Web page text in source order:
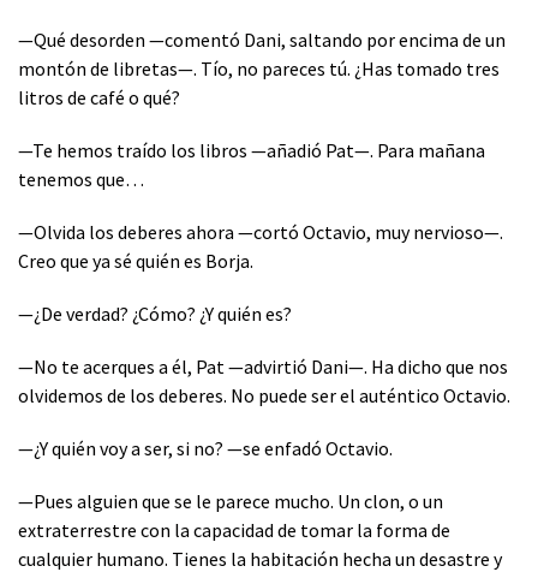
—Qué desorden —comentó Dani, saltando por encima de un
montón de libretas—. Tío, no pareces tú. ¿Has tomado tres
litros de café o qué?
—Te hemos traído los libros —añadió Pat—. Para mañana
tenemos que…
—Olvida los deberes ahora —cortó Octavio, muy nervioso—.
Creo que ya sé quién es Borja.
—¿De verdad? ¿Cómo? ¿Y quién es?
—No te acerques a él, Pat —advirtió Dani—. Ha dicho que nos
olvidemos de los deberes. No puede ser el auténtico Octavio.
—¿Y quién voy a ser, si no? —se enfadó Octavio.
—Pues alguien que se le parece mucho. Un clon, o un
extraterrestre con la capacidad de tomar la forma de
cualquier humano. Tienes la habitación hecha un desastre y